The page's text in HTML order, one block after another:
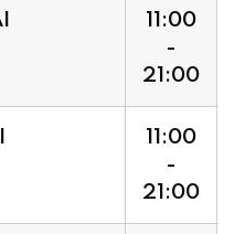
11:00
-
21:00
11:00
-
19:00